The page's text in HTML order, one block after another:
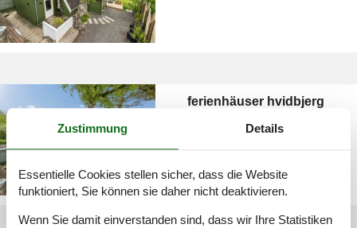
ferienhäuser hvidbjerg
Zustimmung Details
Essentielle Cookies stellen sicher, dass die Website
funktioniert, Sie können sie daher nicht deaktivieren.
Wenn Sie damit einverstanden sind, dass wir Ihre Statistiken